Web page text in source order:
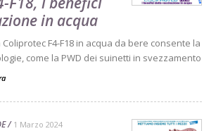
in acqua
F4-F18 in acqua da bere consente la
come la PWD dei suinetti in svezzamento
1 Marzo 2024